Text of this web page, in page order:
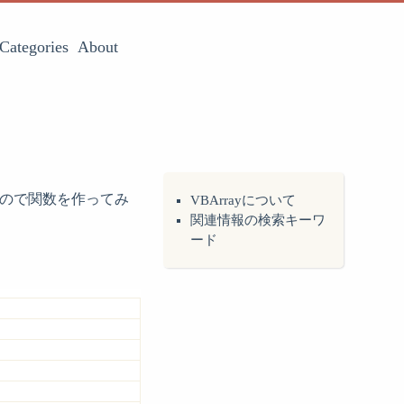
Categories About
VBArrayについて
関連情報の検索キーワ
ード
で関数を作ってみ